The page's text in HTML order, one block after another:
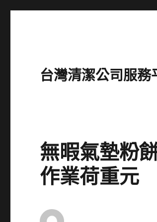
台灣清潔公司服務
無暇氣墊粉
作業荷重元